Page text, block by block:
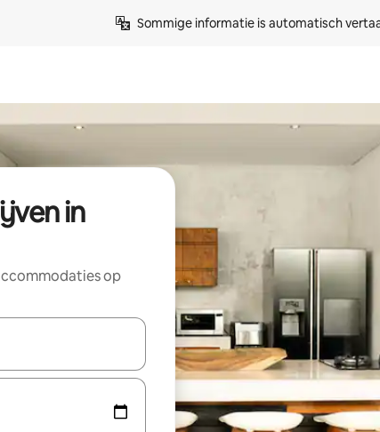
Sommige informatie is automatisch
in
op
zijn, maak je een keuze met je de pijltjestoetsen omhoog